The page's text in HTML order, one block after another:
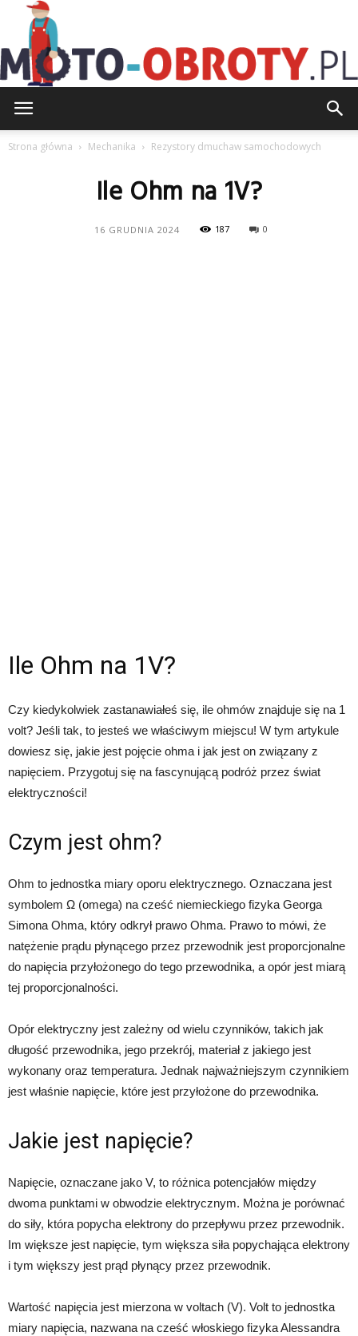
Obroty.pl
Strona główna Mechanika Rezystory dmuchaw samochodowych
Ile Ohm na 1V?
16 GRUDNIA 2024 187 0
Ile Ohm na 1V?
Czy kiedykolwiek zastanawiałeś się, ile ohmów znajduje się na 1
volt? Jeśli tak, to jesteś we właściwym miejscu! W tym artykule
dowiesz się, jakie jest pojęcie ohma i jak jest on związany z
napięciem. Przygotuj się na fascynującą podróż przez świat
elektryczności!
Czym jest ohm?
Ohm to jednostka miary oporu elektrycznego. Oznaczana jest
symbolem Ω (omega) na cześć niemieckiego fizyka Georga
Simona Ohma, który odkrył prawo Ohma. Prawo to mówi, że
natężenie prądu płynącego przez przewodnik jest proporcjonalne
do napięcia przyłożonego do tego przewodnika, a opór jest miarą
tej proporcjonalności.
Opór elektryczny jest zależny od wielu czynników, takich jak
długość przewodnika, jego przekrój, materiał z jakiego jest
wykonany oraz temperatura. Jednak najważniejszym czynnikiem
jest właśnie napięcie, które jest przyłożone do przewodnika.
Jakie jest napięcie?
Napięcie, oznaczane jako V, to różnica potencjałów między
dwoma punktami w obwodzie elektrycznym. Można je porównać
do siły, która popycha elektrony do przepływu przez przewodnik.
Im większe jest napięcie, tym większa siła popychająca elektrony
i tym większy jest prąd płynący przez przewodnik.
Wartość napięcia jest mierzona w voltach (V). Volt to jednostka
miary napięcia, nazwana na cześć włoskiego fizyka Alessandra